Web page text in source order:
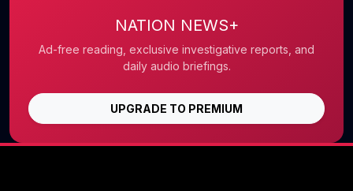
NATION NEWS+
Ad-free reading, exclusive investigative reports, and
daily audio briefings.
UPGRADE TO PREMIUM